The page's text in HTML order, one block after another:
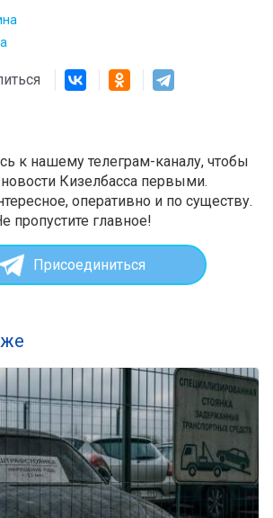
к нашему телеграм-каналу, чтобы
новости Кизелбасса первыми.
оперативно и по существу.
пропустите главное!
Присоединиться